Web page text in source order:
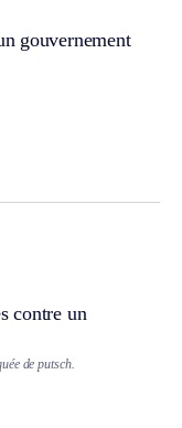
gouvernement
contre un
de putsch.